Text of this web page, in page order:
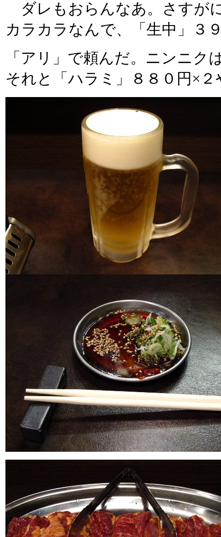
ダレもおらんなあ。さすが
カラカラなんで、「生中」３
「アリ」で頼んだ。ニンニ
それと「ハラミ」８８０円×２